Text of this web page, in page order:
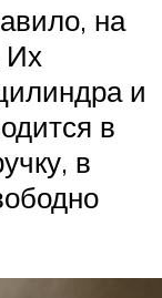
на
Их
и
в
в